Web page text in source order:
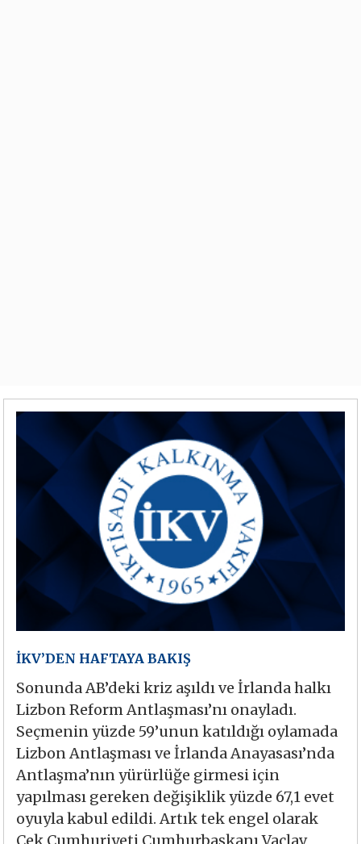
İKV’DEN HAFTAYA BAKIŞ
Sonunda AB’deki kriz aşıldı ve İrlanda halkı
Lizbon Reform Antlaşması’nı onayladı.
Seçmenin yüzde 59’unun katıldığı oylamada
Lizbon Antlaşması ve İrlanda Anayasası’nda
Antlaşma’nın yürürlüğe girmesi için
yapılması gereken değişiklik yüzde 67,1 evet
oyuyla kabul edildi. Artık tek engel olarak
Çek Cumhuriyeti Cumhurbaşkanı Vaclav